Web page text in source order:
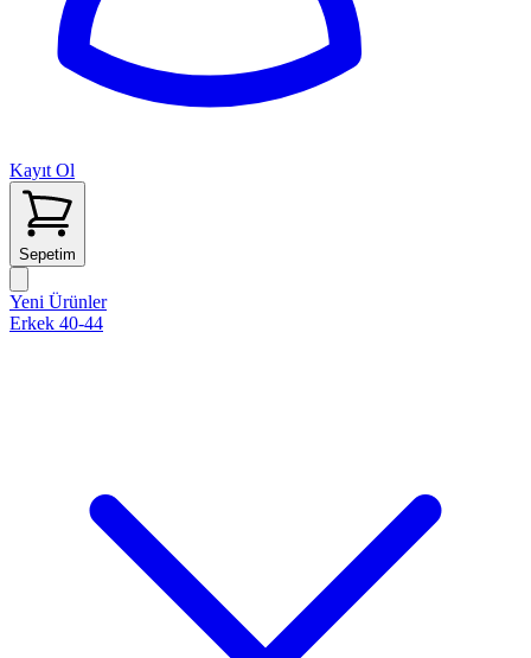
Kayıt Ol
Sepetim
Yeni Ürünler
Erkek 40-44